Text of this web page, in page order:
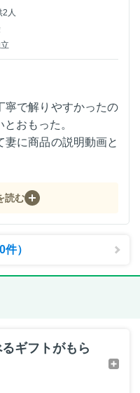
2人
寧で解りやすかったの
おもった。
妻に商品の説明動画と
読む
）
ギフトがもら